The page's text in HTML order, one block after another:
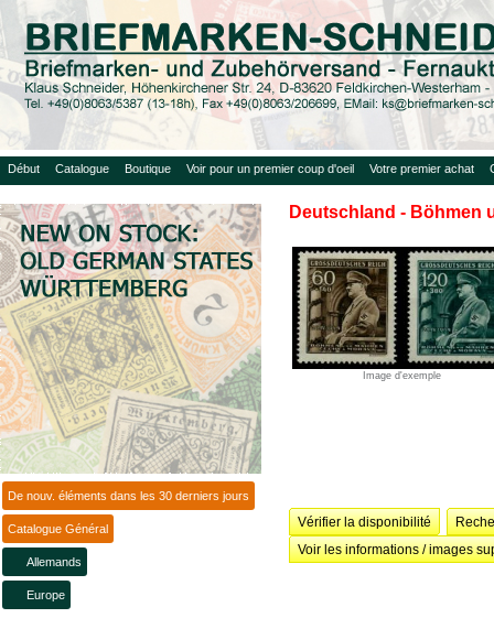
Début Catalogue Boutique Voir pour un premier coup d'oeil Votre premier achat
De nouv. éléments dans les 30 derniers jours
Catalogue Général
Allemands
Europe
Deutschland - Böhmen
Image d'exemple
Vérifier la disponibilité
Voir les informations / images